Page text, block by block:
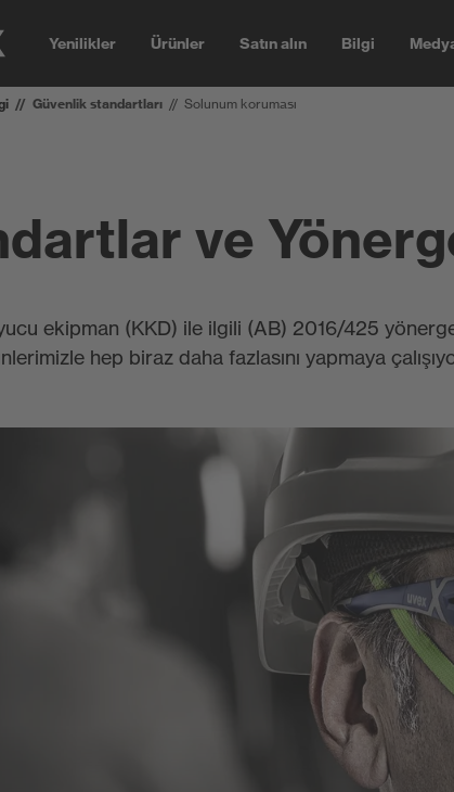
Yenilikler Ürünler Satın alın Bilgi
Güvenlik standartları Solunum koruması
ve
ekipman (KKD) ile ilgili (AB) 2016/425
hep biraz daha fazlasını yapmaya